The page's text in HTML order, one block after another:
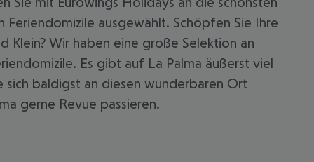
ausgewählt. Schöpfen Sie Ihre
Klein? Wir haben eine große Selektion an
Es gibt auf La Palma äußerst viel
sich baldigst an diesen wunderbaren Ort
gerne Revue passieren.